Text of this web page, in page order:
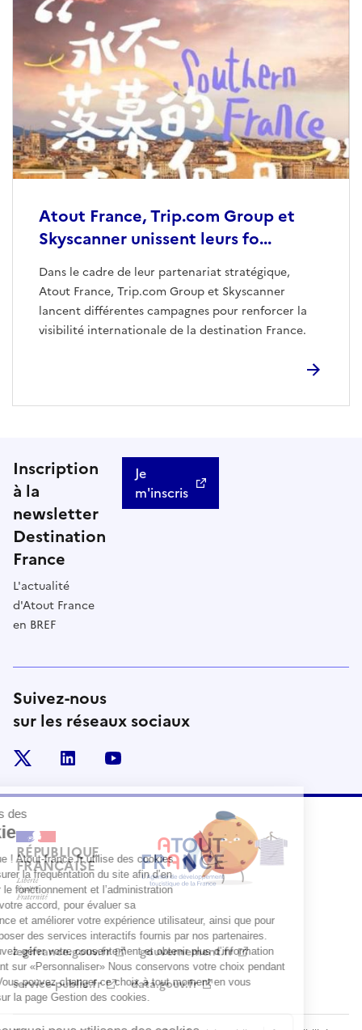
Atout France, Trip.com Group et
Skyscanner unissent leurs fo...
Dans le cadre de leur partenariat stratégique,
Atout France, Trip.com Group et Skyscanner
lancent différentes campagnes pour renforcer la
visibilité internationale de la destination France.
Inscription
à la
newsletter
Destination
France
L'actualité
d'Atout France
en BREF
Je
m'inscris
Suivez-nous
sur les réseaux sociaux
linkedin
RÉPUBLIQUE
FRANÇAISE
legifrance.gouv.fr
gouvernement.fr
service-public.fr
data.gouv.fr